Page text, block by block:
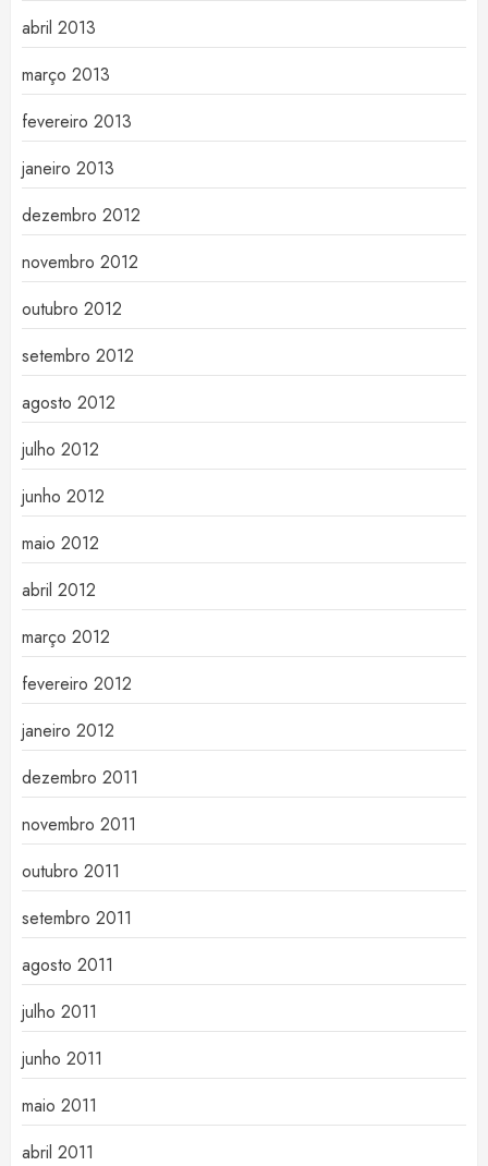
abril 2013
março 2013
fevereiro 2013
janeiro 2013
dezembro 2012
novembro 2012
outubro 2012
setembro 2012
agosto 2012
julho 2012
junho 2012
maio 2012
abril 2012
março 2012
fevereiro 2012
janeiro 2012
dezembro 2011
novembro 2011
outubro 2011
setembro 2011
agosto 2011
julho 2011
junho 2011
maio 2011
abril 2011